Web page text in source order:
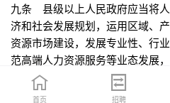
九条 县级以上人民政府应当将
济和社会发展规划，运用区域、
资源市场建设，发展专业性、行
范高端人力资源服务等业态发展
平。 国家鼓励社会力量参与
条 县级以上人民政府建立覆盖
首页 招聘
首页 招聘